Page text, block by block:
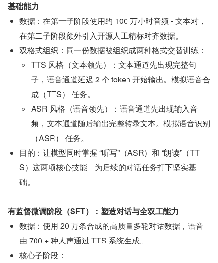
基础能力
数据：在第一子阶段使用约 100 万小时音频 - 文本对，
在第二子阶段额外引入开源人工精标对齐数据。
双格式组织：同一份数据被组织成两种格式交替训练：
TTS 风格（文本领先）：文本通道先出现完整句
子，语音通道延迟 2 个 token 开始输出。模拟语音合
成（TTS） 任务。
ASR 风格（语音领先）：语音通道先出现输入音
频，文本通道随后输出完整转录文本。模拟语音识别
（ASR） 任务。
目的：让模型同时掌握 “听写”（ASR）和 “朗读”（TT
S）这两项核心技能，为后续的对话任务打下坚实基
础。
有监督微调阶段（SFT）：塑造对话与全双工能力
数据：使用 20 万条合成的高质量多轮对话数据，语音
由 700 + 种人声通过 TTS 系统生成。
核心子阶段：